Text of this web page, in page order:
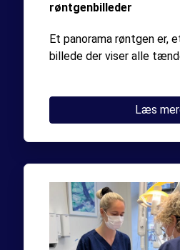
røntgenbilleder
Et panorama røntgen er,
billede der viser alle
Læs